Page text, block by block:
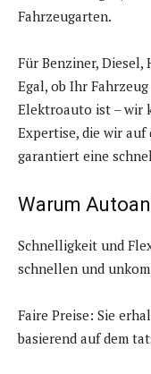
Fahrzeugarten.
Für Benziner,
Egal, ob Ihr
Elektroauto ist – wir
Expertise, die wir auf
garantiert eine
Warum
Schnelligkeit und
schnellen und
Faire Preise: Sie
basierend auf dem